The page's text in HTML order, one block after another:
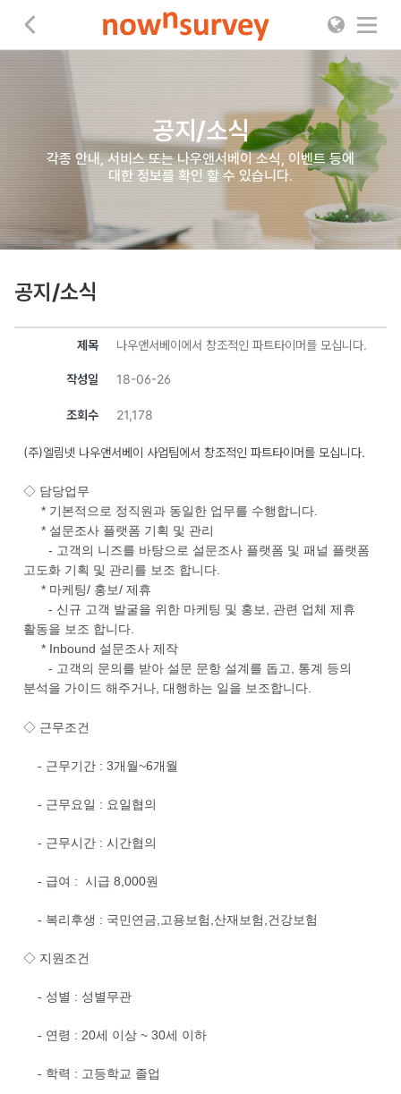
공지/소식
각종 안내, 서비스 또는 나우앤서베이 소식, 이벤트 등에
대한 정보를 확인 할 수 있습니다.
공지/소식
제목 나우앤서베이에서 창조적인 파트타이머를 모십니다.
작성일 18-06-26
조회수 21,178
(주)엘림넷 나우앤서베이 사업팀에서 창조적인 파트타이머를 모십니다.
◇ 담당업무
* 기본적으로 정직원과 동일한 업무를 수행합니다.
* 설문조사 플랫폼 기획 및 관리
- 고객의 니즈를 바탕으로 설문조사 플랫폼 및 패널 플랫폼
고도화 기획 및 관리를 보조 합니다.
* 마케팅/ 홍보/ 제휴
- 신규 고객 발굴을 위한 마케팅 및 홍보, 관련 업체 제휴
활동을 보조 합니다.
* Inbound 설문조사 제작
- 고객의 문의를 받아 설문 문항 설계를 돕고, 통계 등의
분석을 가이드 해주거나, 대행하는 일을 보조합니다.
◇ 근무조건
- 근무기간 : 3개월~6개월
- 근무요일 : 요일협의
- 근무시간 : 시간협의
- 급여 : 시급 8,000원
- 복리후생 : 국민연금,고용보험,산재보험,건강보험
◇ 지원조건
- 성별 : 성별무관
- 연령 : 20세 이상 ~ 30세 이하
- 학력 : 고등학교 졸업